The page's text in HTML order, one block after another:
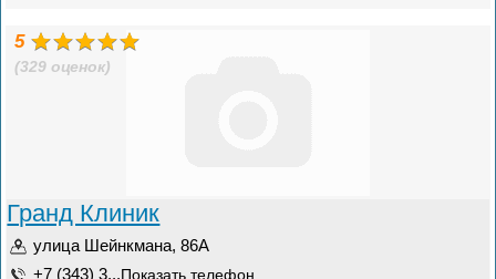
5
(329 оценок)
Гранд Клиник
улица Шейнкмана, 86А
+7 (343) 3... Показать телефон